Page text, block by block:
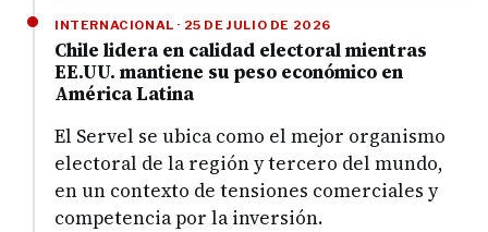
INTERNACIONAL · 25 DE JULIO DE 2026
Chile lidera en calidad electoral mientras
EE.UU. mantiene su peso económico en
América Latina
El Servel se ubica como el mejor organismo
electoral de la región y tercero del mundo,
en un contexto de tensiones comerciales y
competencia por la inversión.